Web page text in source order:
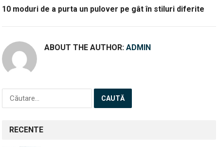
10 moduri de a purta un pulover pe gât în stiluri diferite
ABOUT THE AUTHOR:ADMIN
Caută
după:
RECENTE